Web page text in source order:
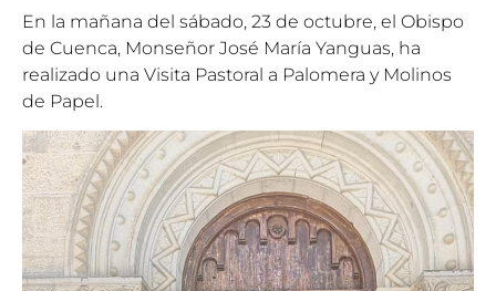
En la mañana del sábado, 23 de octubre, el Obispo
de Cuenca, Monseñor José María Yanguas, ha
realizado una Visita Pastoral a Palomera y Molinos
de Papel.